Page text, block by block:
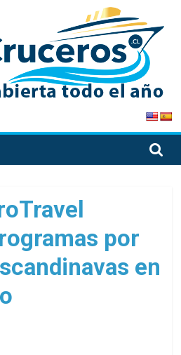
por
en